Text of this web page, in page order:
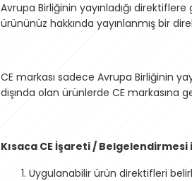
Avrupa Birliğinin yayınladığı
ürününüz hakkında yayınlanmış bir
CE markası sadece Avrupa Birliğinin
dışında olan ürünlerde CE markasına
Kısaca CE İşareti / Belgelendirmesi
Uygulanabilir ürün direktifleri